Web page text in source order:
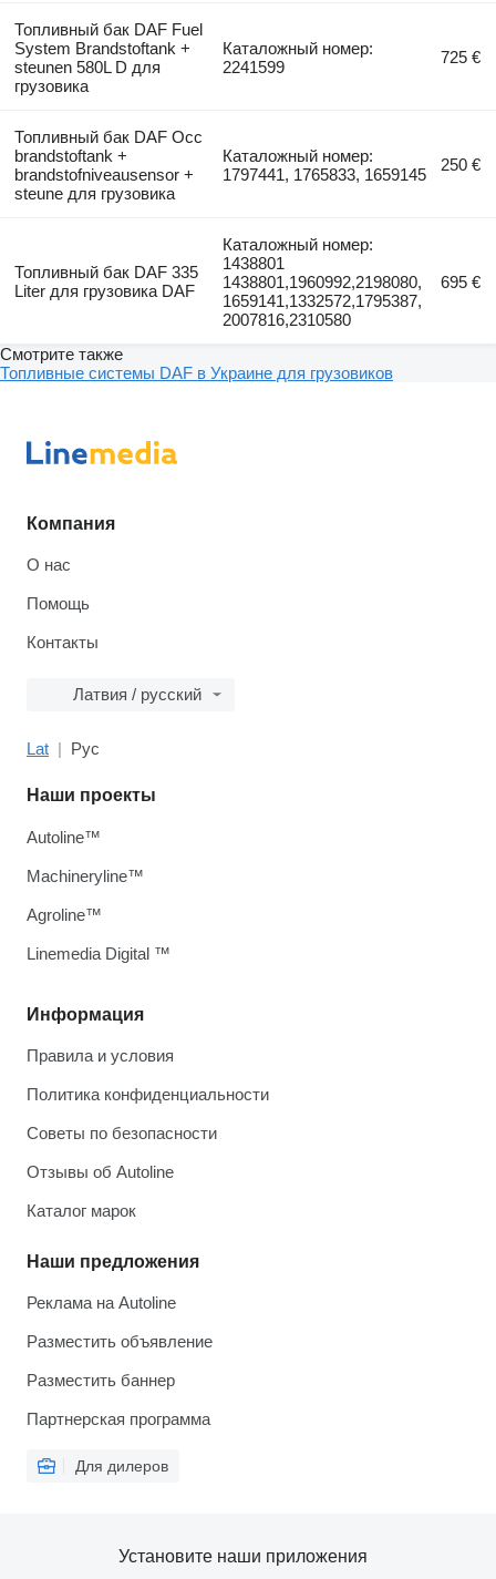
Топливный бак DAF Fuel
System Brandstoftank +
steunen 580L D для
грузовика
Каталожный номер:
2241599
725 €
Топливный бак DAF Occ
brandstoftank +
brandstofniveausensor +
steune для грузовика
Каталожный номер:
1797441, 1765833, 1659145
250 €
Топливный бак DAF 335
Liter для грузовика DAF
Каталожный номер:
1438801
1438801,1960992,2198080,
1659141,1332572,1795387,
2007816,2310580
695 €
Смотрите также
Топливные системы DAF в Украине для грузовиков
Компания
О нас
Помощь
Контакты
Латвия / русский
Lat Рус
Информация
Правила и условия
Политика конфиденциальности
Советы по безопасности
Отзывы об Autoline
Каталог марок
Наши предложения
Реклама на Autoline
Разместить объявление
Разместить баннер
Партнерская программа
Для дилеров
Наши проекты
Autoline™
Machineryline™
Agroline™
Linemedia Digital ™
Установите наши приложения